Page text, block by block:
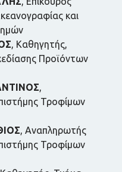
και
, Καθηγητής,
Προϊόντων
,
Τροφίμων
, Αναπληρωτής
Τροφίμων